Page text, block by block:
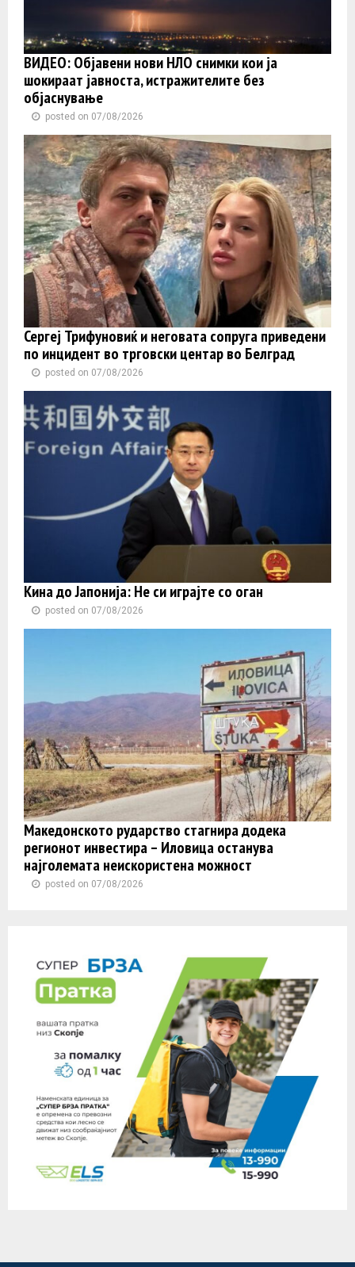
ВИДЕО: Објавени нови НЛО снимки кои ја
шокираат јавноста, истражителите без
објаснување
posted on 07/08/2026
Сергеј Трифуновиќ и неговата сопруга приведени
по инцидент во трговски центар во Белград
posted on 07/08/2026
Кина до Јапонија: Не си играјте со оган
posted on 07/08/2026
Македонското рударство стагнира додека
регионот инвестира – Иловица останува
најголемата неискористена можност
posted on 07/08/2026